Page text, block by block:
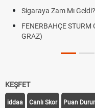
Sigaraya Zam Mı
FENERBAHÇE STURM
GRAZ)
KEŞFET
iddaa Canlı Skor Puan